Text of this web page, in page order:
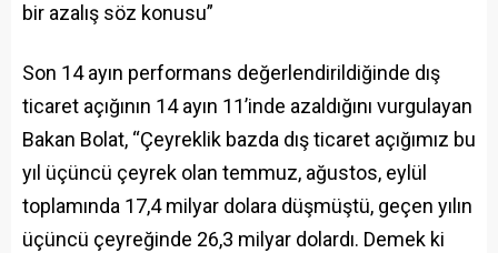
bir azalış söz konusu”
Son 14 ayın performans değerlendirildiğinde dış
ticaret açığının 14 ayın 11’inde azaldığını vurgulayan
Bakan Bolat, “Çeyreklik bazda dış ticaret açığımız bu
yıl üçüncü çeyrek olan temmuz, ağustos, eylül
toplamında 17,4 milyar dolara düşmüştü, geçen yılın
üçüncü çeyreğinde 26,3 milyar dolardı. Demek ki